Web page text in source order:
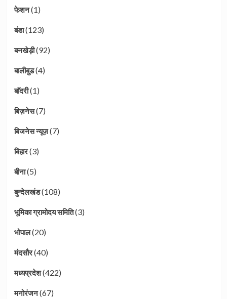
फेशन(1)
बंडा(123)
बनखेड़ी(92)
बालीबुड(4)
बाॅदरी(1)
बिज़नेस(7)
बिजनेस न्यूज़(7)
बिहार(3)
बीना(5)
बुन्देलखंड(108)
भूमिका ग्रामोदय समिति(3)
भोपाल(20)
मंदसौर(40)
मध्यप्रदेश(422)
मनोरंजन(67)